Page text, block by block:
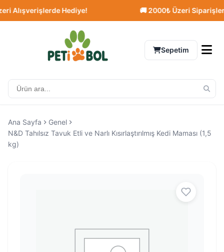
Hediye! 🚚 2000₺ Üzeri
Sepetim
Ana Sayfa
Genel
N&D Tahılsız Tavuk Etli ve Narlı Kısırlaştırılmış Kedi Maması (1,5
kg)